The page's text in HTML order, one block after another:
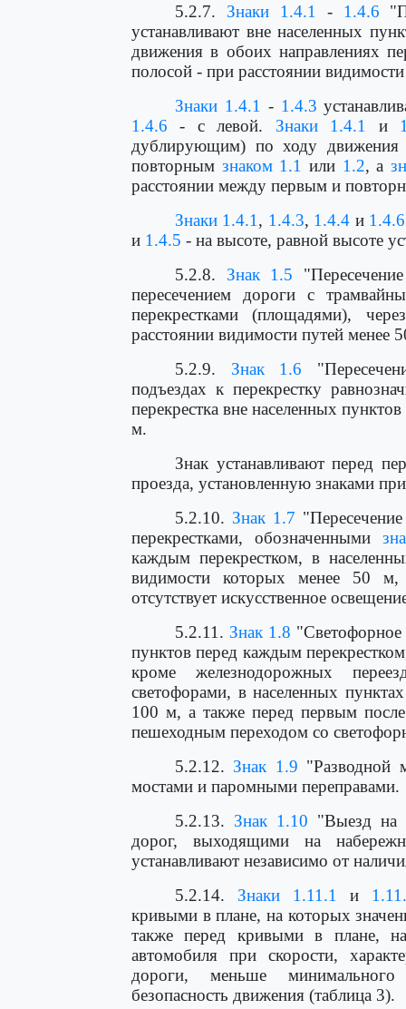
5.2.7. Знаки 1.4.1 - 1.4.6
устанавливают вне населенных
движения в обоих направлениях
полосой - при расстоянии
Знаки 1.4.1 - 1.4.3
1.4.6 - с левой. Знаки 1.4.1 и
дублирующим) по ходу
повторным знаком 1.1 или 1.2, а
расстоянии между первым и
Знаки 1.4.1 , 1.4.3, 1.4.4 и 1.4.6
и 1.4.5 - на высоте, равной высоте
5.2.8. Знак 1.5
пересечением дороги с
перекрестками (площадями),
расстоянии видимости путей менее
5.2.9. Знак 1.6
подъездах к перекрестку
перекрестка вне населенных
м.
Знак устанавливают перед
проезда, установленную знаками
5.2.10. Знак 1.7
перекрестками, обозначенными
каждым перекрестком, в
видимости которых менее 50 м,
отсутствует искусственное
5.2.11. Знак 1.8 "Светофорное
пунктов перед каждым
кроме железнодорожных
светофорами, в населенных
100 м, а также перед первым
пешеходным переходом со
5.2.12. Знак 1.9 "Разводной
мостами и паромными переправами.
5.2.13. Знак 1.10 "Выезд на
дорог, выходящими на
устанавливают независимо от
5.2.14. Знаки 1.11.1 и
кривыми в плане, на которых
также перед кривыми в плане,
автомобиля при скорости,
дороги, меньше минимального
безопасность движения (таблица 3).